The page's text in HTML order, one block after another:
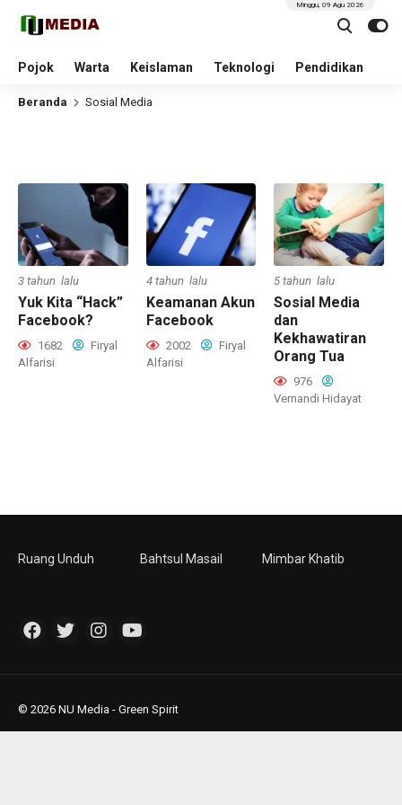
Pojok Warta Keislaman Teknologi Pendidikan
Minggu, 09 Agu 2026
Beranda Sosial Media
3 tahun lalu
Yuk Kita “Hack”
Facebook?
1682
Firyal
Alfarisi
4 tahun lalu
Keamanan Akun
Facebook
2002
Firyal
Alfarisi
5 tahun lalu
Sosial Media
dan
Kekhawatiran
Orang Tua
976
Vernandi Hidayat
Ruang Unduh Bahtsul Masail Mimbar Khatib
© 2026 NU Media - Green Spirit